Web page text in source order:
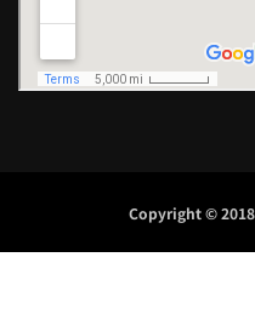
Copyright ©